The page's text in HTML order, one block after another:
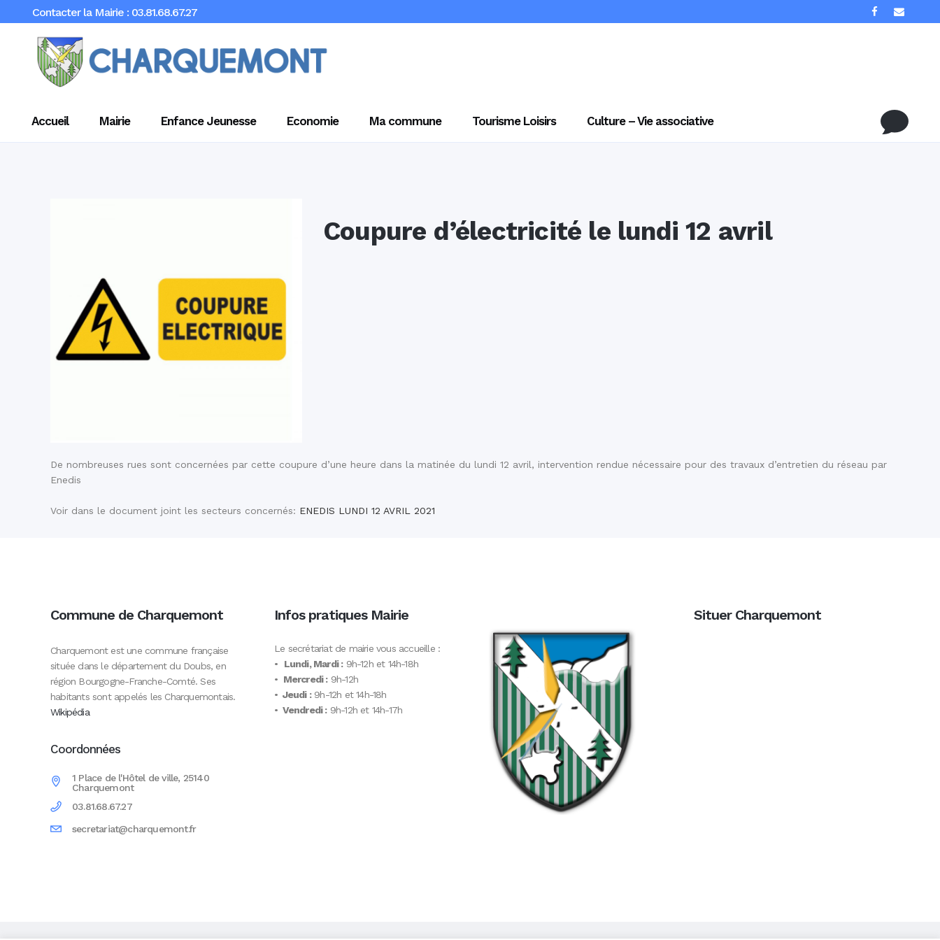
Contacter la Mairie : 03.81.68.67.27
Accueil Mairie Enfance Jeunesse Economie Ma commune Tourisme Loisirs Culture – Vie associative
Coupure d’électricité le lundi 12 avril
De nombreuses rues sont concernées par cette coupure d’une heure dans la matinée du lundi 12 avril, intervention rendue nécessaire pour des travaux d’entretien du réseau par
Enedis
Voir dans le document joint les secteurs concernés: ENEDIS LUNDI 12 AVRIL 2021
Commune de Charquemont
Charquemont est une commune française
située dans le département du Doubs, en
région Bourgogne-Franche-Comté. Ses
habitants sont appelés les Charquemontais.
Wikipédia
Coordonnées
1 Place de l'Hôtel de ville, 25140
Charquemont
03.81.68.67.27
secretariat@charquemont.fr
Infos pratiques Mairie
Le secrétariat de mairie vous accueille :
• Lundi, Mardi :9h-12h et 14h-18h
• Mercredi :9h-12h
• Jeudi :9h-12h et 14h-18h
• Vendredi :9h-12h et 14h-17h
Situer Charquemont